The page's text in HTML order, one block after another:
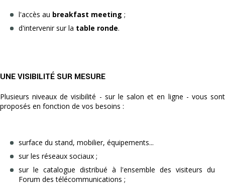
l'accès au breakfast meeting ;
d'intervenir sur la table ronde.
UNE VISIBILITÉ SUR MESURE
Plusieurs niveaux de visibilité - sur le salon et en ligne - vous sont
proposés en fonction de vos besoins :
surface du stand, mobilier, équipements...
sur les réseaux sociaux ;
sur le catalogue distribué à l'ensemble des visiteurs du
Forum des télécommunications ;